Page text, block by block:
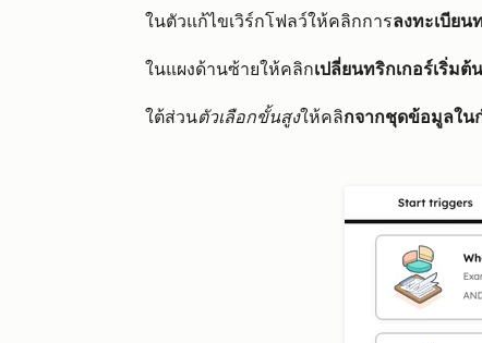
ในตัวแก้ไขเวิร์กโฟลว์ให้คลิกการลงทะเบียน
ในแผงด้านซ้ายให้คลิกเปลี่ยนทริกเกอร์เริ่มต้น
ใต้ส่วนตัวเลือกขั้นสูงให้คลิกจากชุดข้อมูลใน